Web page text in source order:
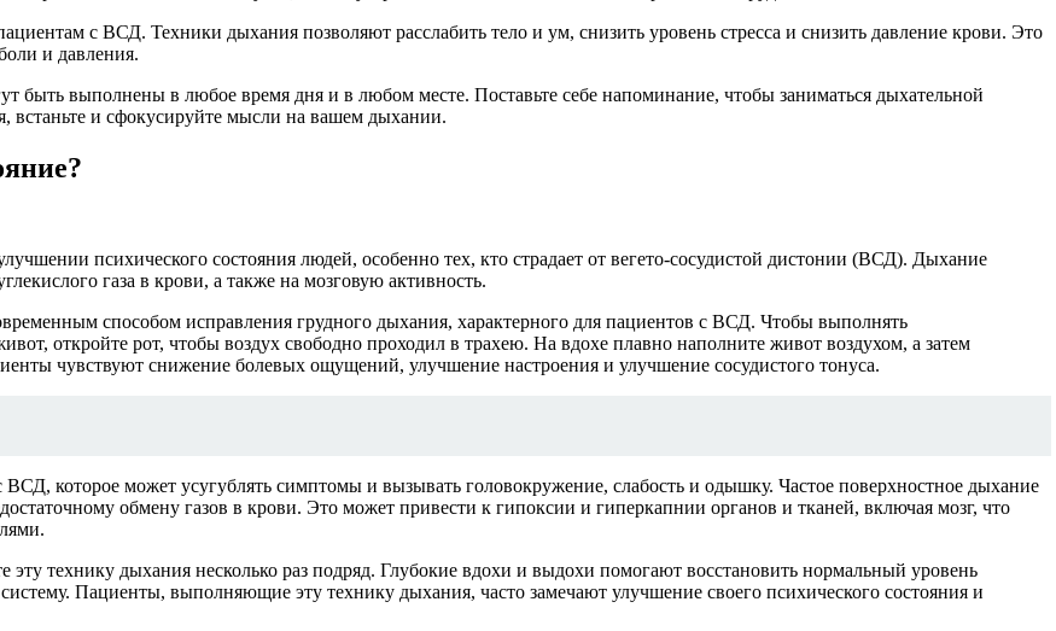
с ВСД. Техники дыхания позволяют расслабить тело и ум, снизить уровень стресса и снизить давление крови. Это
и давления.
выполнены в любое время дня и в любом месте. Поставьте себе напоминание, чтобы заниматься дыхательной
встаньте и сфокусируйте мысли на вашем дыхании.
психического состояния людей, особенно тех, кто страдает от вегето-сосудистой дистонии (ВСД). Дыхание
газа в крови, а также на мозговую активность.
способом исправления грудного дыхания, характерного для пациентов с ВСД. Чтобы выполнять
откройте рот, чтобы воздух свободно проходил в трахею. На вдохе плавно наполните живот воздухом, а затем
чувствуют снижение болевых ощущений, улучшение настроения и улучшение сосудистого тонуса.
которое может усугублять симптомы и вызывать головокружение, слабость и одышку. Частое поверхностное дыхание
обмену газов в крови. Это может привести к гипоксии и гиперкапнии органов и тканей, включая мозг, что
технику дыхания несколько раз подряд. Глубокие вдохи и выдохи помогают восстановить нормальный уровень
Пациенты, выполняющие эту технику дыхания, часто замечают улучшение своего психического состояния и